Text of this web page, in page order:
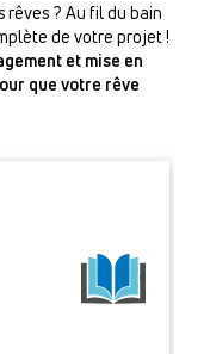
rêves ? Au fil du bain
de votre projet !
et mise en
que votre rêve